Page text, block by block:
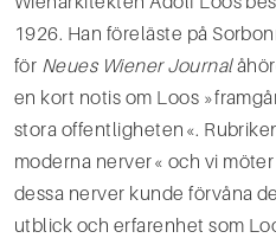
1926. Han föreläste på
för Neues Wiener Journal
en kort notis om Loos
stora offentligheten«.
moderna nerver« och vi
dessa nerver kunde förvåna
utblick och erfarenhet som